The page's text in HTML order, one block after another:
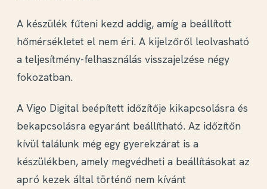
A készülék fűteni kezd addig, amíg a beállított
hőmérsékletet el nem éri. A kijelzőről leolvasható
a teljesítmény-felhasználás visszajelzése négy
fokozatban.
A Vigo Digital beépített időzítője kikapcsolásra és
bekapcsolásra egyaránt beállítható. Az időzítőn
kívül találunk még egy gyerekzárat is a
készülékben, amely megvédheti a beállításokat az
apró kezek által történő nem kívánt